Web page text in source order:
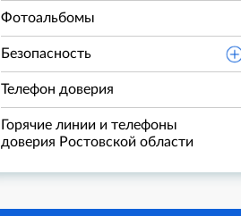
Фотоальбомы
Безопасность
Телефон доверия
Горячие линии и телефоны
доверия Ростовской области